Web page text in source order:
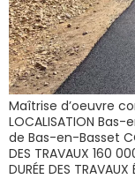
Maîtrise d’oeuvre
LOCALISATION Bas-
de Bas-en-Basset
DES TRAVAUX 160
DURÉE DES